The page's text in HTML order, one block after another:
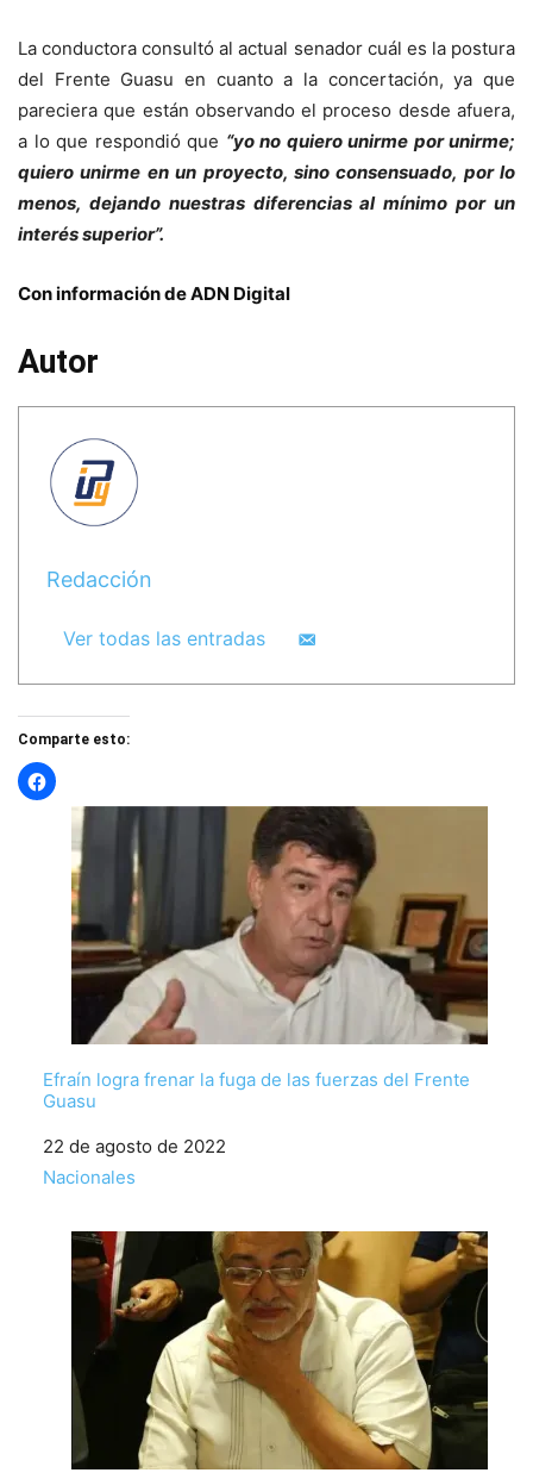
La conductora consultó al actual senador cuál es la postura
del Frente Guasu en cuanto a la concertación, ya que
pareciera que están observando el proceso desde afuera,
a lo que respondió que “yo no quiero unirme por unirme;
quiero unirme en un proyecto, sino consensuado, por lo
menos, dejando nuestras diferencias al mínimo por un
interés superior”.
Con información de ADN Digital
Autor
Redacción
Ver todas las entradas
Comparte esto:
Efraín logra frenar la fuga de las fuerzas del Frente
Guasu
Fecha
22 de agosto de 2022
Respecto a
Nacionales